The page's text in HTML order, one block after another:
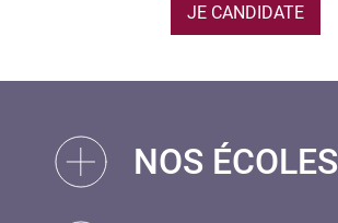
JE CANDIDATE
NOS ÉCOLES